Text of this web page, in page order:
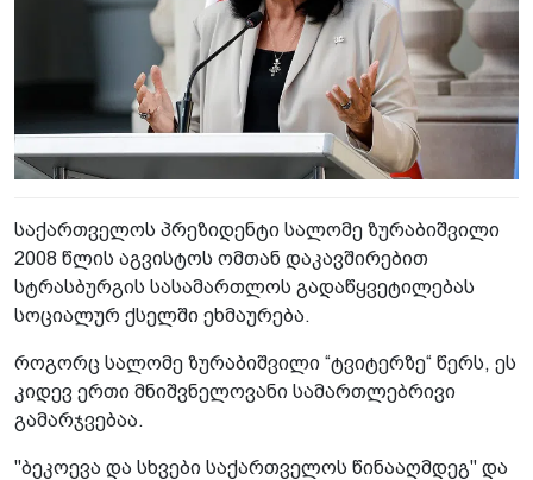
საქართველოს პრეზიდენტი სალომე ზურაბიშვილი
2008 წლის აგვისტოს ომთან დაკავშირებით
სტრასბურგის სასამართლოს გადაწყვეტილებას
სოციალურ ქსელში ეხმაურება.
როგორც სალომე ზურაბიშვილი “ტვიტერზე“ წერს, ეს
კიდევ ერთი მნიშვნელოვანი სამართლებრივი
გამარჯვებაა.
"ბეკოევა და სხვები საქართველოს წინააღმდეგ" და